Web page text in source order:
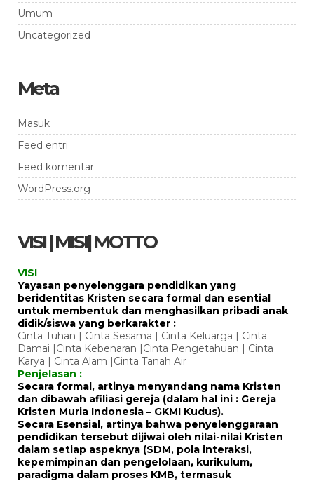
Umum
Uncategorized
Meta
Masuk
Feed entri
Feed komentar
WordPress.org
VISI | MISI| MOTTO
VISI
Yayasan penyelenggara pendidikan yang
beridentitas Kristen secara formal dan esential
untuk membentuk dan menghasilkan pribadi anak
didik/siswa yang berkarakter :
Cinta Tuhan | Cinta Sesama | Cinta Keluarga | Cinta
Damai |Cinta Kebenaran |Cinta Pengetahuan | Cinta
Karya | Cinta Alam |Cinta Tanah Air
Penjelasan :
Secara formal, artinya menyandang nama Kristen
dan dibawah afiliasi gereja (dalam hal ini : Gereja
Kristen Muria Indonesia – GKMI Kudus).
Secara Esensial, artinya bahwa penyelenggaraan
pendidikan tersebut dijiwai oleh nilai-nilai Kristen
dalam setiap aspeknya (SDM, pola interaksi,
kepemimpinan dan pengelolaan, kurikulum,
paradigma dalam proses KMB, termasuk